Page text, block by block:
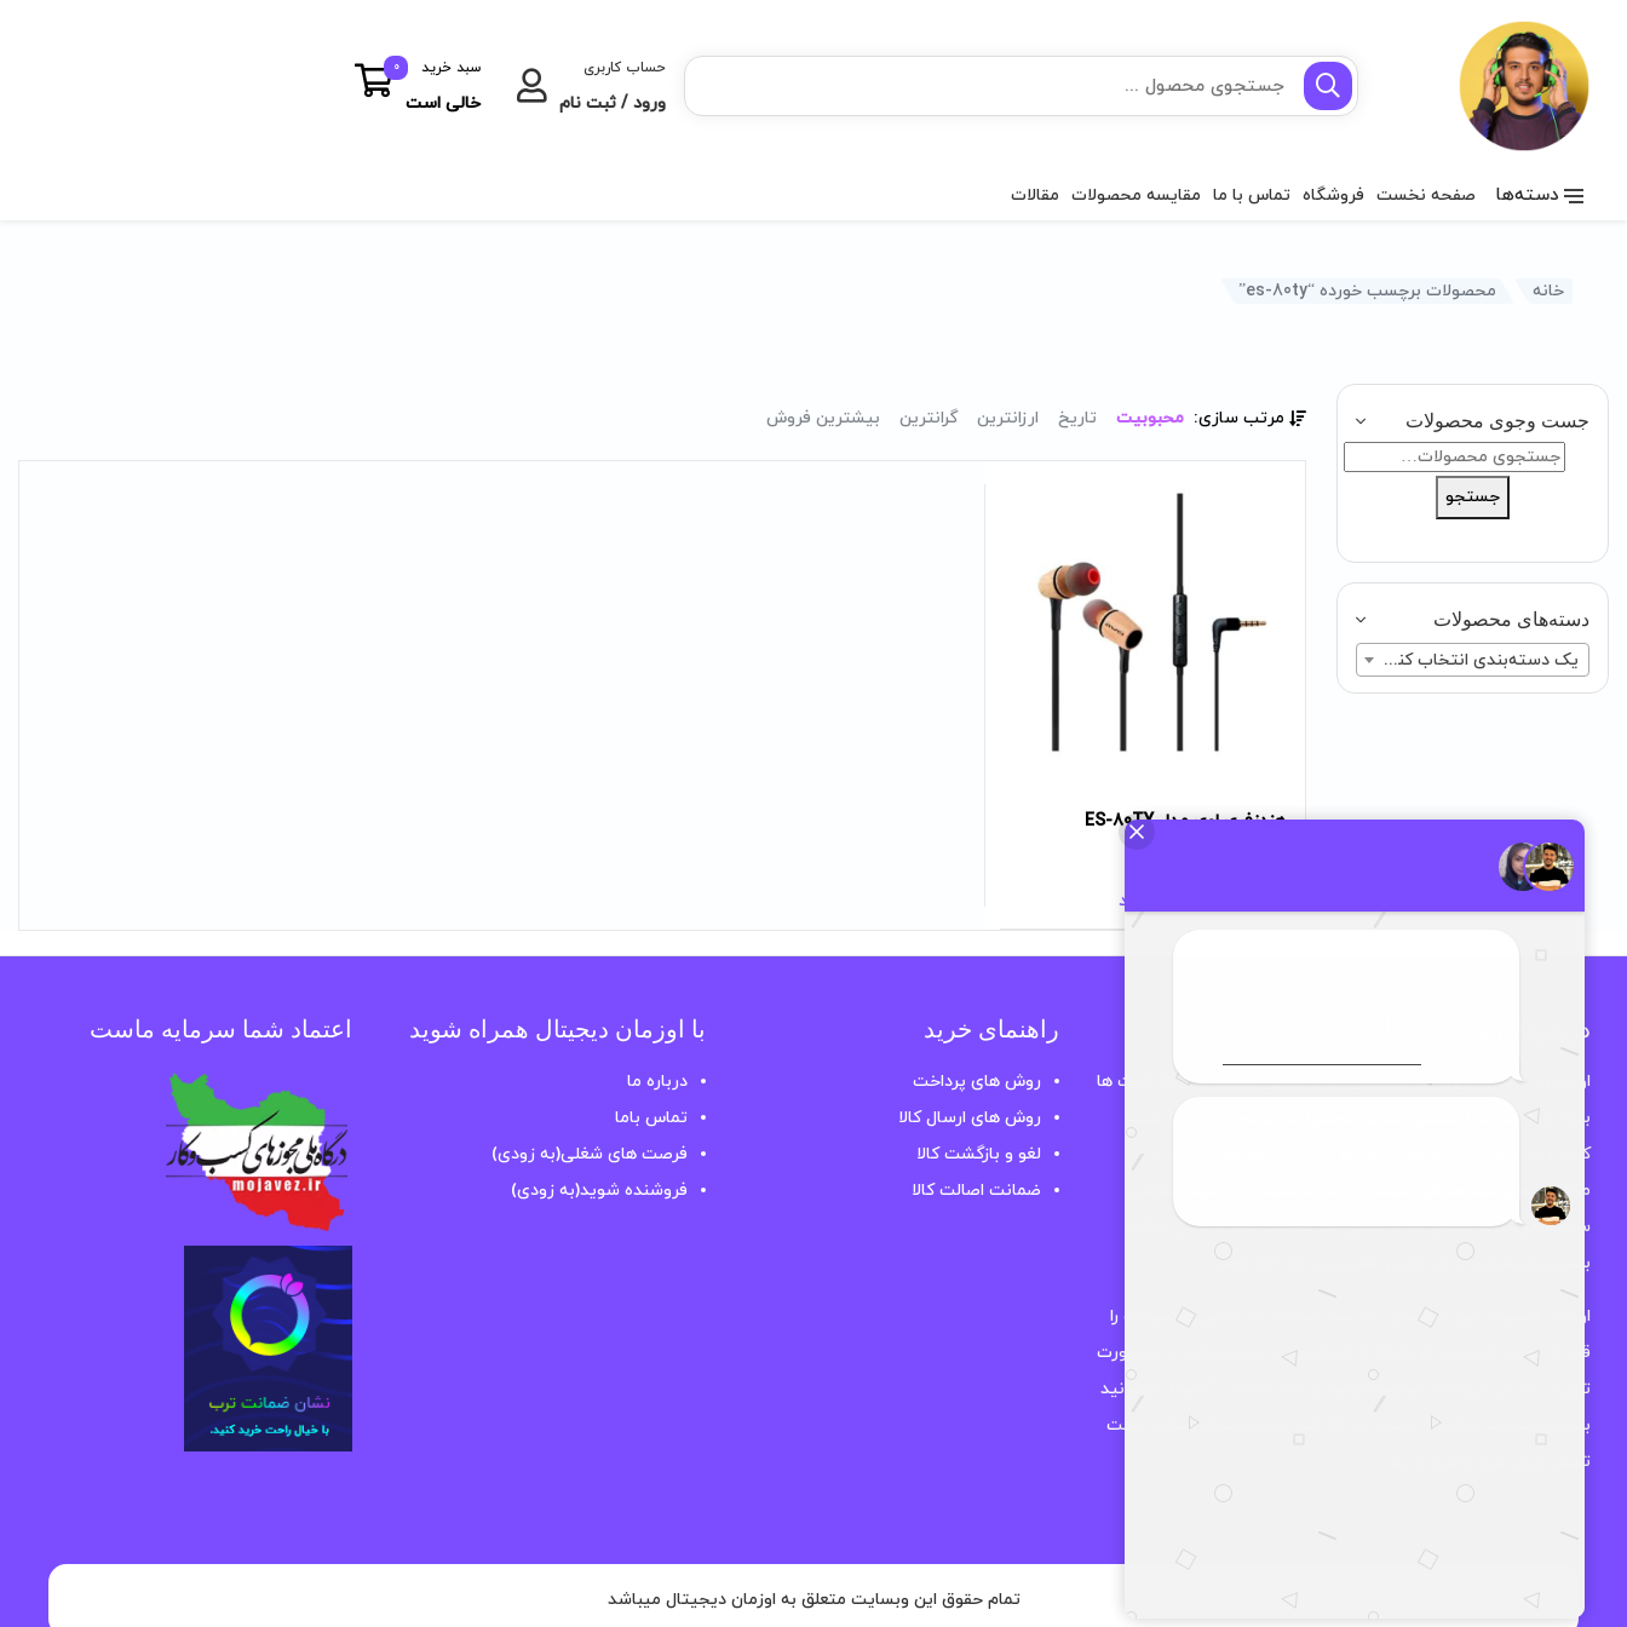
حساب کاربری
ورود / ثبت نام
سبد خرید
خالی است
0
دسته‌ها صفحه نخست فروشگاه تماس با ما مقایسه محصولات مقالات
خانه محصولات برچسب خورده “es-80ty”
جست وجوی محصولات
جستجو
جستجو
دسته‌های محصولات
یک دسته‌بندی انتخاب کنید
مرتب سازی: محبوبیت تاریخ ارزانترین گرانترین بیشترین فروش
هندزفری اوی مدل ES-80TY
ناموجود
درباره اوزمان دیجیتال
اوزمان دیجیتال فروشگاه تخصصی لوازم جانبی موبایل و انواع گجت ها
بوده و به صورت تخصصی تمامی محصولات موجود در بازار را تست
کرده و محصولاتی که واقعا ارزش خرید دارند را موجود کرده و به
مخاطب های خود معرفی میکند. اوزمان دیجیتال در زمینه هدفون،
ساعت هوشمند و سایر لوازم جانبی نیز فعالیت دارد و سعی میکند
بهترین محصولات را در اختیار مشتریان خود قرار دهد.
اوزمان دیجیتال این اطمینان را به شما میدهد که تمامی محصولات را
قبل از موجود کردن در فروشگاه از همه جوانب بررسی کرده و در صورت
تایید ، کالا در فروشگاه موجود میشود و شما با خیال آسوده میتوانید
بهترین انتخاب را داشته باشید چرا که اکثر محصولات فروشگاه مهلت
تست بدون قید و شرط دارند.
راهنمای خرید
روش های پرداخت
روش های ارسال کالا
لغو و بازگشت کالا
ضمانت اصالت کالا
با اوزمان دیجیتال همراه شوید
درباره ما
تماس باما
فرصت های شغلی(به زودی)
فروشنده شوید(به زودی)
اعتماد شما سرمایه ماست
تمام حقوق این وبسایت متعلق به اوزمان دیجیتال میباشد